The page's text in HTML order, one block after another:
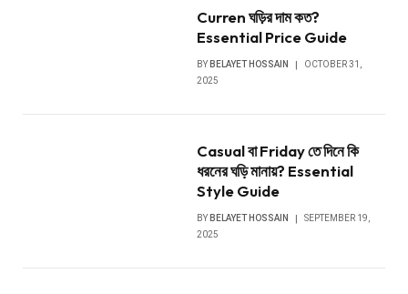
Curren ঘড়ির দাম কত?
Essential Price Guide
BY BELAYET HOSSAIN
OCTOBER 31,
2025
Casual বা Friday তে দিনে কি
ধরনের ঘড়ি মানায়? Essential
Style Guide
BY BELAYET HOSSAIN
SEPTEMBER 19,
2025